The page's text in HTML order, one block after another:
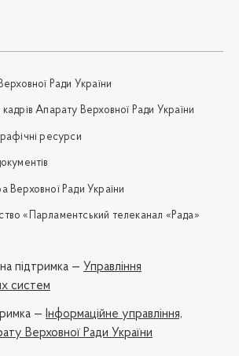
Ради України
Апарату Верховної Ради України
ресурси
Верховної Ради України
«Парламентський телеканал «Рада»
підтримка — Управління
систем
— Інформаційне управління,
Верховної Ради України